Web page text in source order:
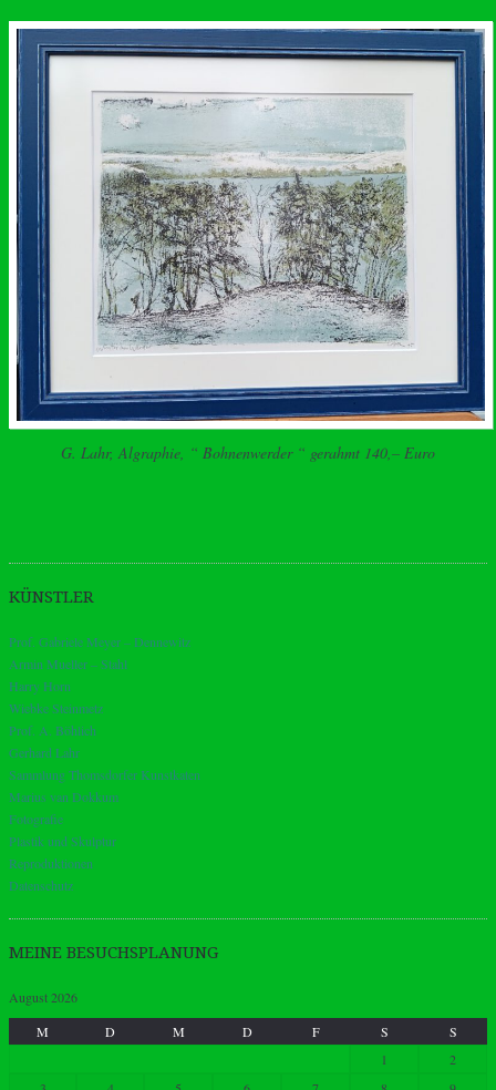
G. Lahr, Algraphie, “ Bohnenwerder “ gerahmt 140,– Euro
KÜNSTLER
Prof. Gabriele Meyer – Dennewitz
Armin Mueller – Stahl
Harry Horn
Wiebke Steinmetz
Prof. A. Böhlich
Gerhard Lahr
Sammlung Thomsdorfer Kunstkaten
Marius van Dokkum
Fotografie
Plastik und Skulptur
Reproduktionen
Datenschutz
MEINE BESUCHSPLANUNG
August 2026
M
D M D F S
S
1
2